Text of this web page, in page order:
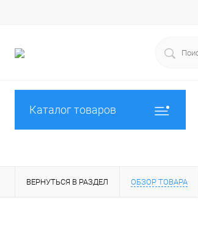
Каталог товаров
ВЕРНУТЬСЯ В РАЗДЕЛ ОБЗОР ТОВАРА